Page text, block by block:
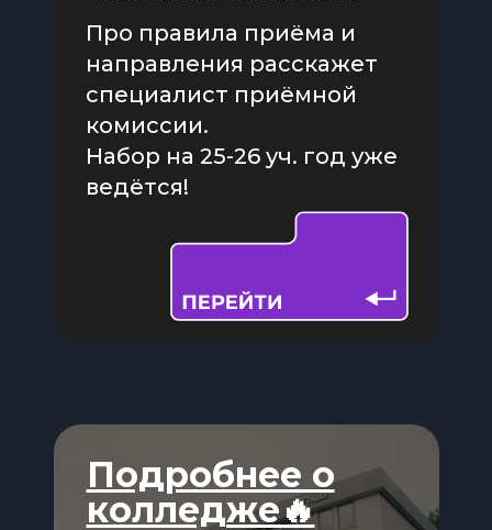
Про правила приёма и
направления расскажет
специалист приёмной
комиссии.
Набор на 25-26 уч. год уже
ведётся!
Подробнее о
колледже🔥